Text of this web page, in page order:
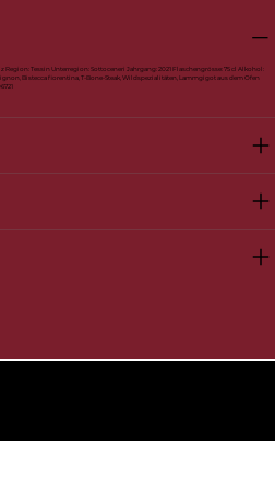
Tessin Unterregion: Sottoceneri Jahrgang: 2021 Flaschengrösse: 75 cl Alkohol:
Bistecca fiorentina, T-Bone-Steak, Wildspezialitäten, Lammgigot aus dem Ofen